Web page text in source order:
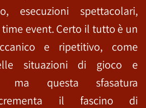
esecuzioni spettacolari,
event. Certo il tutto è un
e ripetitivo, come
situazioni di gioco e
ma questa sfasatura
il fascino di